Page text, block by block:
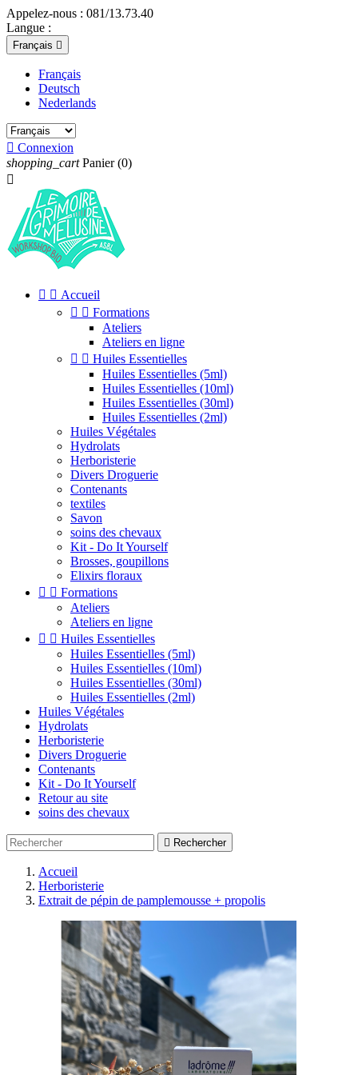
Appelez-nous : 081/13.73.40
Langue :
Français 
Français
Deutsch
Nederlands
 Connexion
shopping_cart Panier (0)

  Accueil
  Formations
Ateliers
Ateliers en ligne
  Huiles Essentielles
Huiles Essentielles (5ml)
Huiles Essentielles (10ml)
Huiles Essentielles (30ml)
Huiles Essentielles (2ml)
Huiles Végétales
Hydrolats
Herboristerie
Divers Droguerie
Contenants
textiles
Savon
soins des chevaux
Kit - Do It Yourself
Brosses, goupillons
Elixirs floraux
  Formations
Ateliers
Ateliers en ligne
  Huiles Essentielles
Huiles Essentielles (5ml)
Huiles Essentielles (10ml)
Huiles Essentielles (30ml)
Huiles Essentielles (2ml)
Huiles Végétales
Hydrolats
Herboristerie
Divers Droguerie
Contenants
Kit - Do It Yourself
Retour au site
soins des chevaux
 Rechercher
Accueil
Herboristerie
Extrait de pépin de pamplemousse + propolis